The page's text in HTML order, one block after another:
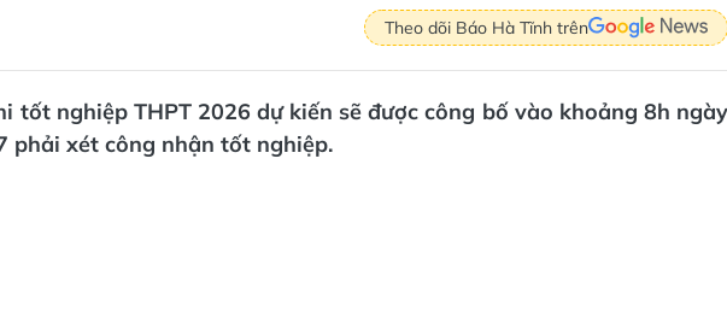
Theo dõi Báo Hà Tĩnh trên
tốt nghiệp THPT 2026 dự kiến sẽ được công bố vào khoảng 8h ngày
phải xét công nhận tốt nghiệp.